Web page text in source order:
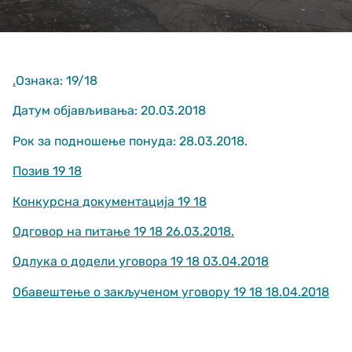
.Ознака: 19/18
Датум објављивања: 20.03.2018
Рок за подношење понуда: 28.03.2018.
Позив 19 18
Конкурсна документација 19 18
Одговор на питање 19 18 26.03.2018.
Одлука о додели уговора 19 18 03.04.2018
Обавештење о закљученом уговору 19 18 18.04.2018
Неопходно
cookies are
They are
the website
Статистика